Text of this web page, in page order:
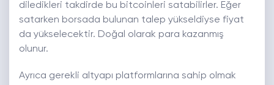
diledikleri takdirde bu bitcoinleri satabilirler. Eğer
satarken borsada bulunan talep yükseldiyse fiyat
da yükselecektir. Doğal olarak para kazanmış
olunur.
Ayrıca gerekli altyapı platformlarına sahip olmak